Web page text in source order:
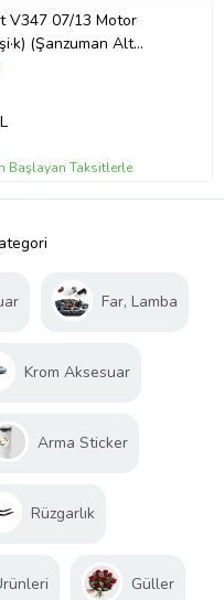
V347 07/13 Motor
(Şanzuman Alt
Başlayan Taksitlerle
Far, Lamba
Krom Aksesuar
Arma Sticker
Rüzgarlık
Güller